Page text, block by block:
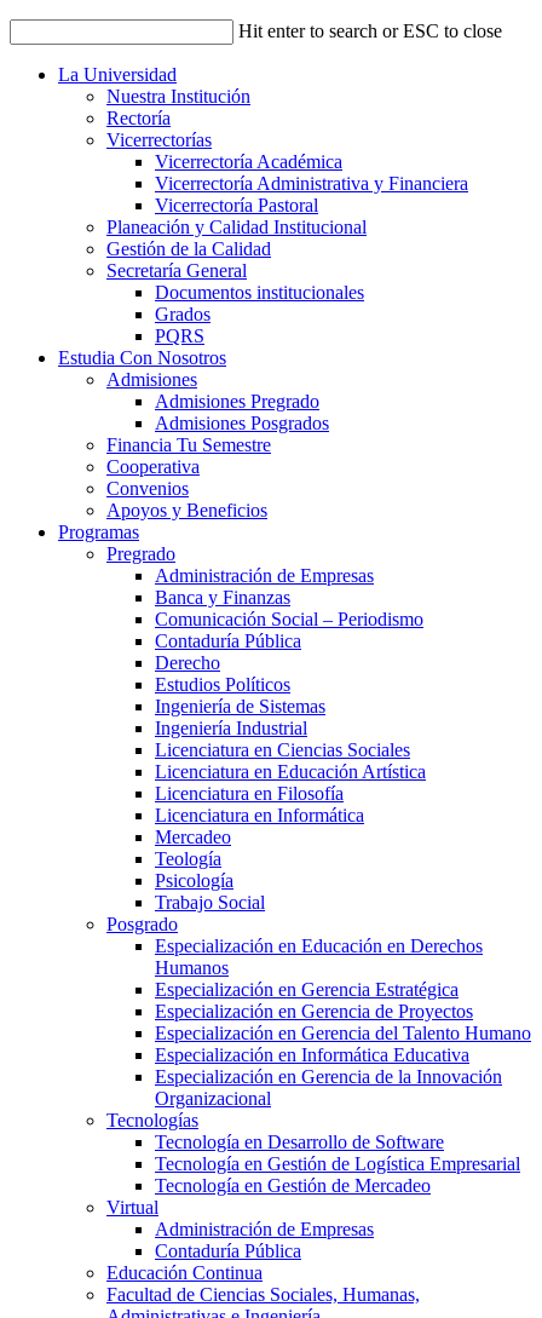
Hit enter to search or ESC to close
La Universidad
Nuestra Institución
Rectoría
Vicerrectorías
Vicerrectoría Académica
Vicerrectoría Administrativa y Financiera
Vicerrectoría Pastoral
Planeación y Calidad Institucional
Gestión de la Calidad
Secretaría General
Documentos institucionales
Grados
PQRS
Estudia Con Nosotros
Admisiones
Admisiones Pregrado
Admisiones Posgrados
Financia Tu Semestre
Cooperativa
Convenios
Apoyos y Beneficios
Programas
Pregrado
Administración de Empresas
Banca y Finanzas
Comunicación Social – Periodismo
Contaduría Pública
Derecho
Estudios Políticos
Ingeniería de Sistemas
Ingeniería Industrial
Licenciatura en Ciencias Sociales
Licenciatura en Educación Artística
Licenciatura en Filosofía
Licenciatura en Informática
Mercadeo
Teología
Psicología
Trabajo Social
Posgrado
Especialización en Educación en Derechos
Humanos
Especialización en Gerencia Estratégica
Especialización en Gerencia de Proyectos
Especialización en Gerencia del Talento Humano
Especialización en Informática Educativa
Especialización en Gerencia de la Innovación
Organizacional
Tecnologías
Tecnología en Desarrollo de Software
Tecnología en Gestión de Logística Empresarial
Tecnología en Gestión de Mercadeo
Virtual
Administración de Empresas
Contaduría Pública
Educación Continua
Facultad de Ciencias Sociales, Humanas,